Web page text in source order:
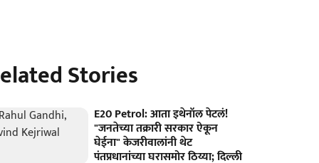
Stories
E20 Petrol: आता इथेनॉल पेटलं!
"जनतेच्या तक्रारी सरकार ऐकून
घेईना" केजरीवालांनी थेट
पंतप्रधानांच्या घरासमोर ठिय्या; दिल्ली